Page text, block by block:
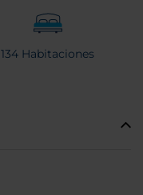
134 Habitaciones